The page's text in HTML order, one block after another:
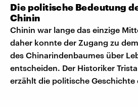
Die politische Bedeutung
Chinin
Chinin war lange das einzige
daher konnte der Zugang zu
des Chinarindenbaumes über
entscheiden. Der Historiker
erzählt die politische Geschichte